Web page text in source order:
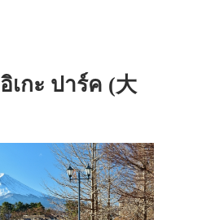
เกะ ปาร์ค (大